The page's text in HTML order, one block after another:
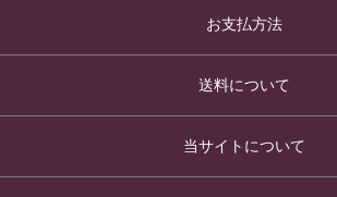
お支払方法
送料について
当サイトについて